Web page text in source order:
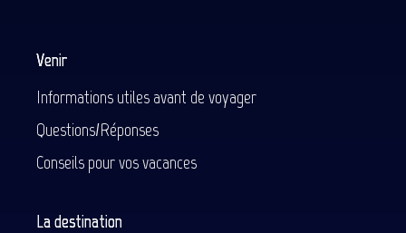
Venir
Informations utiles avant de voyager
Questions/Réponses
Conseils pour vos vacances
La destination